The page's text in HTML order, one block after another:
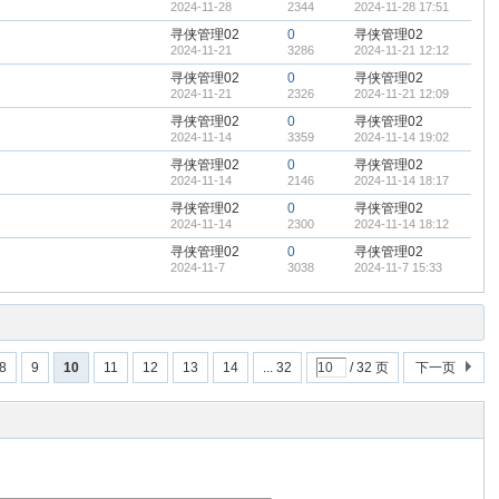
2024-11-28 2344 2024-11-28 17:51
寻侠管理02
2024-11-21
0
3286
寻侠管理02
2024-11-21 12:12
寻侠管理02
2024-11-21
0
2326
寻侠管理02
2024-11-21 12:09
寻侠管理02
2024-11-14
0
3359
寻侠管理02
2024-11-14 19:02
寻侠管理02
2024-11-14
0
2146
寻侠管理02
2024-11-14 18:17
寻侠管理02
2024-11-14
0
2300
寻侠管理02
2024-11-14 18:12
寻侠管理02
2024-11-7
0
3038
寻侠管理02
2024-11-7 15:33
8 9 10 11 12 13 14 ... 32 / 32 页 下一页